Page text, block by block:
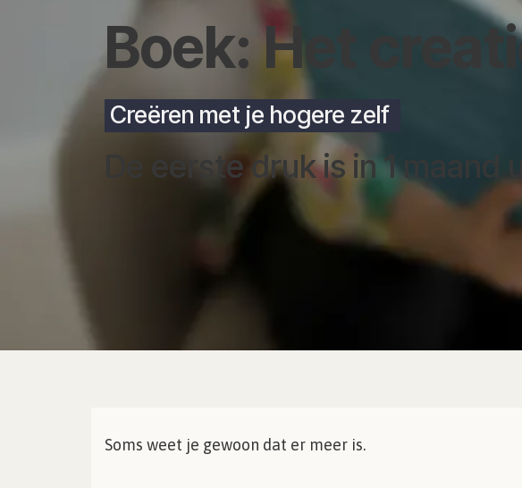
Boek: Het
Creëren met je hogere zelf
De eerste druk is in 1
Soms weet je gewoon dat er meer is.